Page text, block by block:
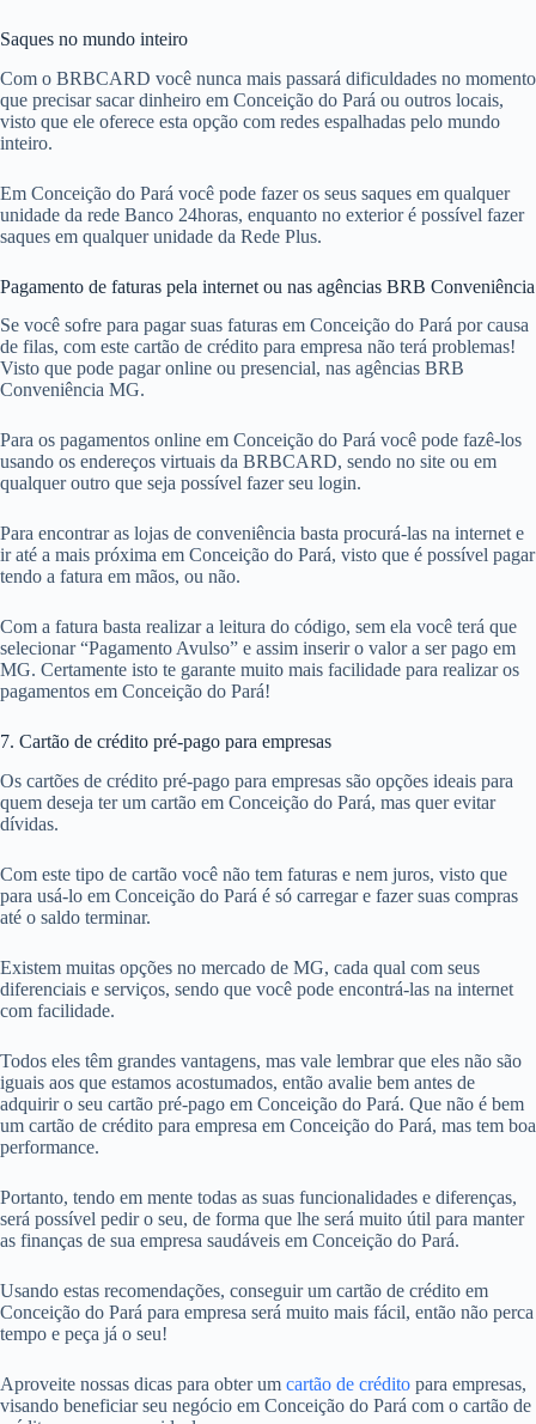
Saques no mundo inteiro
Com o BRBCARD você nunca mais passará dificuldades no momento
que precisar sacar dinheiro em Conceição do Pará ou outros locais,
visto que ele oferece esta opção com redes espalhadas pelo mundo
inteiro.
Em Conceição do Pará você pode fazer os seus saques em qualquer
unidade da rede Banco 24horas, enquanto no exterior é possível fazer
saques em qualquer unidade da Rede Plus.
Pagamento de faturas pela internet ou nas agências BRB Conveniência
Se você sofre para pagar suas faturas em Conceição do Pará por causa
de filas, com este cartão de crédito para empresa não terá problemas!
Visto que pode pagar online ou presencial, nas agências BRB
Conveniência MG.
Para os pagamentos online em Conceição do Pará você pode fazê-los
usando os endereços virtuais da BRBCARD, sendo no site ou em
qualquer outro que seja possível fazer seu login.
Para encontrar as lojas de conveniência basta procurá-las na internet e
ir até a mais próxima em Conceição do Pará, visto que é possível pagar
tendo a fatura em mãos, ou não.
Com a fatura basta realizar a leitura do código, sem ela você terá que
selecionar “Pagamento Avulso” e assim inserir o valor a ser pago em
MG. Certamente isto te garante muito mais facilidade para realizar os
pagamentos em Conceição do Pará!
7. Cartão de crédito pré-pago para empresas
Os cartões de crédito pré-pago para empresas são opções ideais para
quem deseja ter um cartão em Conceição do Pará, mas quer evitar
dívidas.
Com este tipo de cartão você não tem faturas e nem juros, visto que
para usá-lo em Conceição do Pará é só carregar e fazer suas compras
até o saldo terminar.
Existem muitas opções no mercado de MG, cada qual com seus
diferenciais e serviços, sendo que você pode encontrá-las na internet
com facilidade.
Todos eles têm grandes vantagens, mas vale lembrar que eles não são
iguais aos que estamos acostumados, então avalie bem antes de
adquirir o seu cartão pré-pago em Conceição do Pará. Que não é bem
um cartão de crédito para empresa em Conceição do Pará, mas tem boa
performance.
Portanto, tendo em mente todas as suas funcionalidades e diferenças,
será possível pedir o seu, de forma que lhe será muito útil para manter
as finanças de sua empresa saudáveis em Conceição do Pará.
Usando estas recomendações, conseguir um cartão de crédito em
Conceição do Pará para empresa será muito mais fácil, então não perca
tempo e peça já o seu!
Aproveite nossas dicas para obter um cartão de crédito para empresas,
visando beneficiar seu negócio em Conceição do Pará com o cartão de